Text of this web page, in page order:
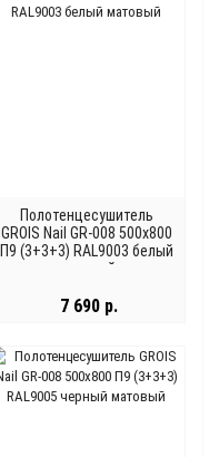
Полотенцесушитель
GROIS Nail GR-008 500х800
П9 (3+3+3) RAL9003 белый
матовый
7 690 р.